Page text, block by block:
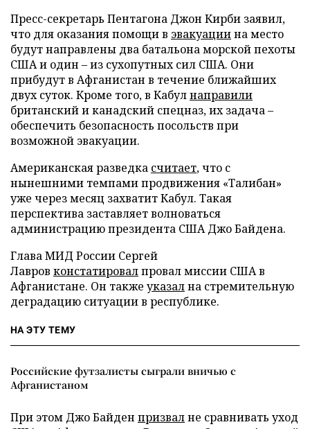
Пресс-секретарь Пентагона Джон Кирби заявил,
что для оказания помощи в эвакуациина место
будут направлены два батальона морской пехоты
США и один – из сухопутных сил США. Они
прибудут в Афганистан в течение ближайших
двух суток. Кроме того, в Кабулнаправили
британский и канадский спецназ, их задача –
обеспечить безопасность посольств при
возможной эвакуации.
Американская разведка считает, что с
нынешними темпами продвижения «Талибан»
уже через месяц захватит Кабул. Такая
перспектива заставляет волноваться
администрацию президента США Джо Байдена.
Глава МИД России Сергей
Лавров констатировалпровал миссии США в
Афганистане. Он также указална стремительную
деградацию ситуации в республике.
НА ЭТУ ТЕМУ
Российские футзалисты сыграли вничью с
Афганистаном
При этом Джо Байден призвалне сравнивать уход